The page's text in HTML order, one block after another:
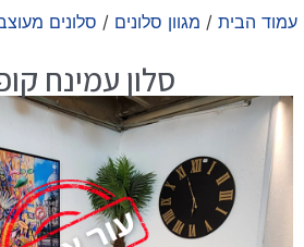
עמוד הבית / מגוון סלונים / סלונים
סלון עמינח